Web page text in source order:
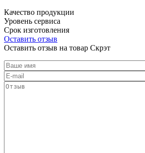
Качество продукции
Уровень сервиса
Срок изготовления
Оставить отзыв
Оставить отзыв на товар Скрэт